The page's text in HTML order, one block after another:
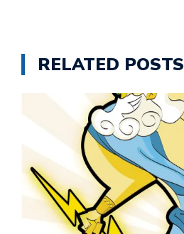
RELATED POSTS